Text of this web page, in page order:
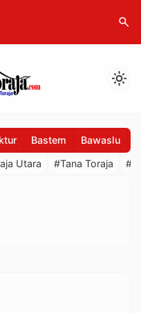
search
light_mode
Bastem Bawaslu
Utara #Tana Toraja